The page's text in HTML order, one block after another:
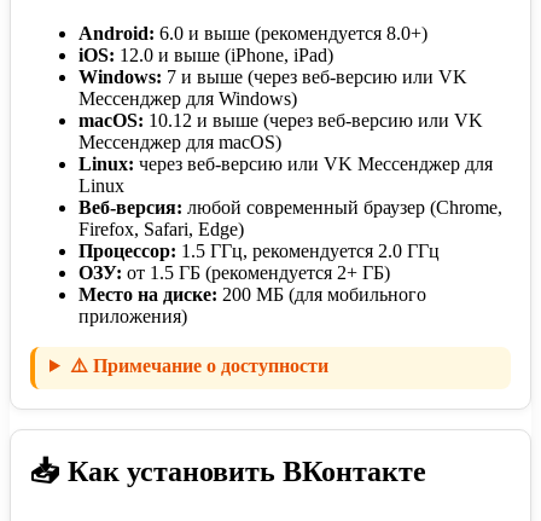
Android: 6.0 и выше (рекомендуется 8.0+)
iOS: 12.0 и выше (iPhone, iPad)
Windows: 7 и выше (через веб-версию или VK
Мессенджер для Windows)
macOS: 10.12 и выше (через веб-версию или VK
Мессенджер для macOS)
Linux: через веб-версию или VK Мессенджер для
Linux
Веб-версия: любой современный браузер (Chrome,
Firefox, Safari, Edge)
Процессор: 1.5 ГГц, рекомендуется 2.0 ГГц
ОЗУ: от 1.5 ГБ (рекомендуется 2+ ГБ)
Место на диске: 200 МБ (для мобильного
приложения)
⚠️ Примечание о доступности
📥 Как установить ВКонтакте